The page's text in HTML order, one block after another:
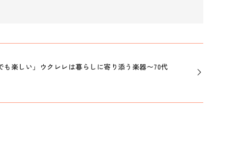
も楽しい」ウクレレは暮らしに寄り添う楽器〜70代